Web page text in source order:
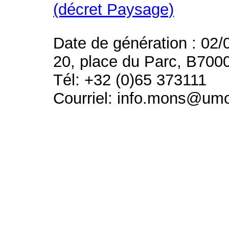
(décret Paysage)
Date de génération : 02/
20, place du Parc,
Tél: +32 (0)65 373111
Courriel: